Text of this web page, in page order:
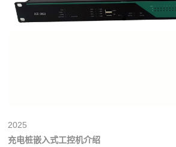
2025
充电桩嵌入式工控机介绍